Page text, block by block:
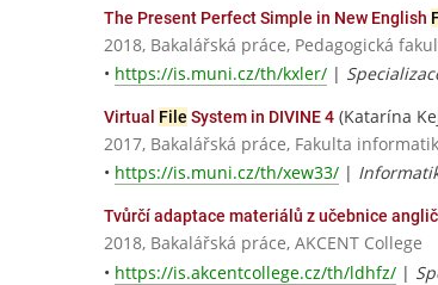
The Present Perfect Simple in New English
2018, Bakalářská práce, Pedagogická
• https://is.muni.cz/th/kxler/ |
Virtual File System in DIVINE 4 (Katarína
2017, Bakalářská práce, Fakulta
• https://is.muni.cz/th/xew33/ |
Tvůrčí adaptace materiálů z učebnice
2018, Bakalářská práce, AKCENT College
• https://is.akcentcollege.cz/th/ldhfz/ |